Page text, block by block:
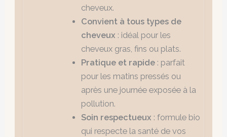
cheveux.
Convient à tous types de
cheveux : idéal pour les
cheveux gras, fins ou plats.
Pratique et rapide : parfait
pour les matins pressés ou
après une journée exposée à la
pollution.
Soin respectueux : formule bio
qui respecte la santé de vos